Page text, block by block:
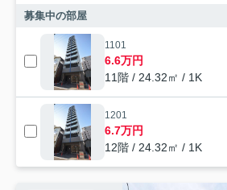
募集中の部屋
1101
6.6万円
11階 / 24.32㎡ / 1K
1201
6.7万円
12階 / 24.32㎡ / 1K